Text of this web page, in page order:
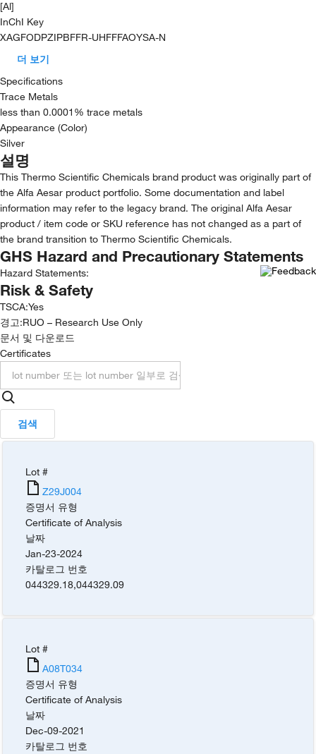
[Al]
InChI Key
XAGFODPZIPBFFR-UHFFFAOYSA-N
더 보기
Specifications
Trace Metals
less than 0.0001% trace metals
Appearance (Color)
Silver
설명
This Thermo Scientific Chemicals brand product was originally part of
the Alfa Aesar product portfolio. Some documentation and label
information may refer to the legacy brand. The original Alfa Aesar
product / item code or SKU reference has not changed as a part of
the brand transition to Thermo Scientific Chemicals.
GHS Hazard and Precautionary Statements
Hazard Statements:
Risk & Safety
TSCA:Yes
경고:RUO – Research Use Only
문서 및 다운로드
Certificates
검색
Lot #
Z29J004
증명서 유형
Certificate of Analysis
날짜
Jan-23-2024
카탈로그 번호
044329.18,044329.09
Lot #
A08T034
증명서 유형
Certificate of Analysis
날짜
Dec-09-2021
카탈로그 번호